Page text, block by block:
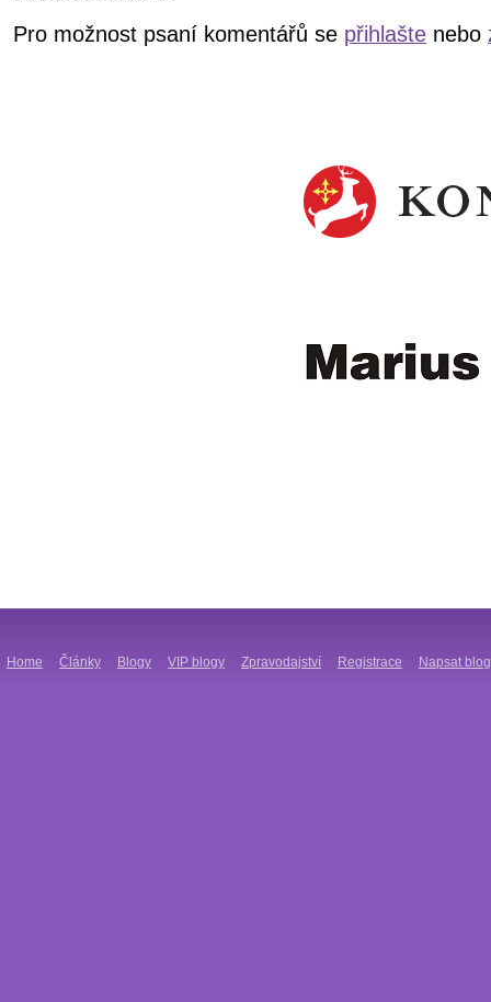
Pro možnost psaní komentářů se přihlašte nebo
Home Články Blogy VIP blogy Zpravodajství Registrace Napsat blog